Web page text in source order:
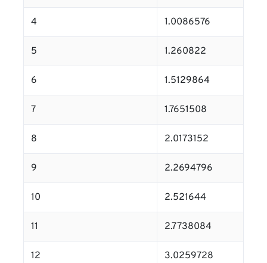
4 1.0086576
5 1.260822
6 1.5129864
7 1.7651508
8 2.0173152
9 2.2694796
10 2.521644
11 2.7738084
12 3.0259728